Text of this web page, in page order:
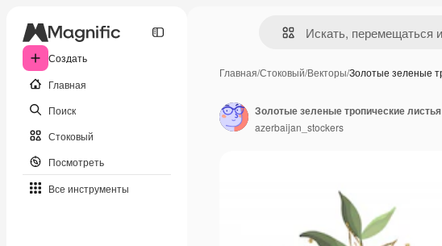
Создать
Главная
Поиск
Стоковый
Посмотреть
Все инструменты
Главная/Стоковый/Векторы/Золотые зеленые
azerbaijan_stockers